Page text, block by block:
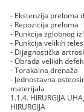
- Ekstenzija preloma
- Repozicija preloma
- Punkcija zglobnog
- Punkcija velikih
- Dijagnostička
- Obrada velikih
- Torakalna drenaža
- Jednostavna
materijala
1.1.4. HIRURGIJA
HIRURGIJA